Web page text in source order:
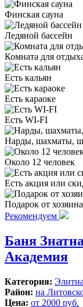
Финская сауна
Ледяной бассейн
Комната для
Есть кальян
Есть караоке
Есть WI-FI
Нарды, шахматы,
Около 12 человек
Есть акция или
Подарок от хозяина
Рекомендуем
Баня
Академия
Категория:
Район: на
Цена: от 2000 руб.